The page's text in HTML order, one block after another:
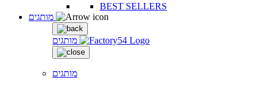
BEST SELLERS
מותגים
מותגים